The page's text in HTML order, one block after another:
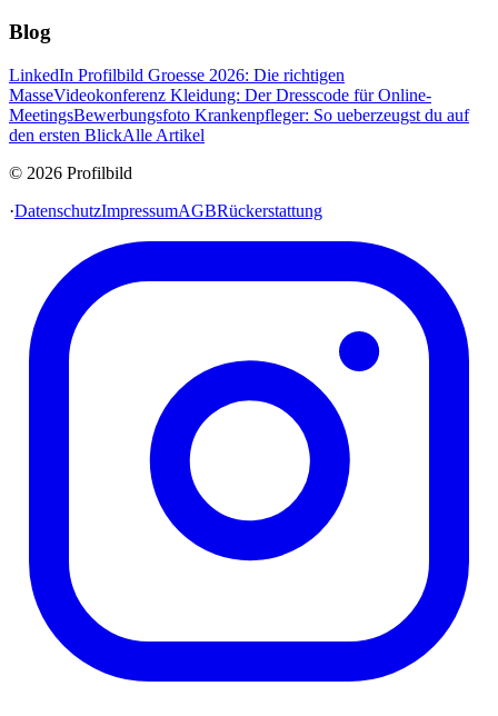
Blog
LinkedIn Profilbild Groesse 2026: Die richtigen
MasseVideokonferenz Kleidung: Der Dresscode für Online-
MeetingsBewerbungsfoto Krankenpfleger: So ueberzeugst du auf
den ersten BlickAlle Artikel
© 2026 Profilbild
·DatenschutzImpressumAGBRückerstattung